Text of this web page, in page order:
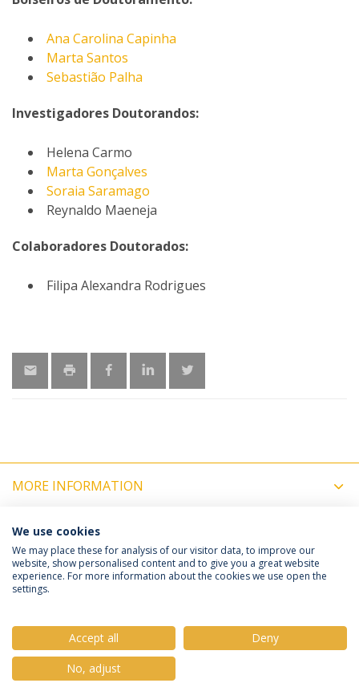
Ana Carolina Capinha
Marta Santos
Sebastião Palha
Investigadores Doutorandos:
Helena Carmo
Marta Gonçalves
Soraia Saramago
Reynaldo Maeneja
Colaboradores Doutorados:
Filipa Alexandra Rodrigues
MORE INFORMATION
LATEST NEWS
Política de Privacidade
Termos e Condições
© 2026 Universidade Católica Portuguesa
We use cookies
We may place these for analysis of our visitor data, to improve our
website, show personalised content and to give you a great website
experience. For more information about the cookies we use open the
settings.
Accept all
Deny
No, adjust